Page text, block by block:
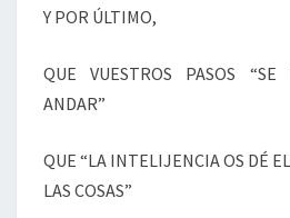
Y POR ÚLTIMO,
QUE VUESTROS PASOS
ANDAR”
QUE “LA INTELIJENCIA OS DÉ
LAS COSAS”